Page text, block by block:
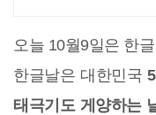
오늘 10월9일은 한
한글날은 대한민국
태극기도 게양하는